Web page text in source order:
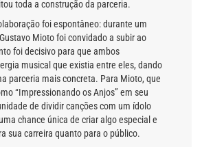
toda a construção da parceria.
foi espontâneo: durante um
Mioto foi convidado a subir ao
foi decisivo para que ambos
musical que existia entre eles, dando
parceria mais concreta. Para Mioto, que
“Impressionando os Anjos” em seu
de dividir canções com um ídolo
chance única de criar algo especial e
sua carreira quanto para o público.